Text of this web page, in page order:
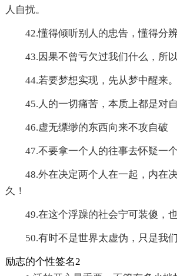
人自扰。
42.懂得倾听别人的忠告，懂得分
43.因果不曾亏欠过我们什么，所
44.若要梦想实现，先从梦中醒来。
45.人的一切痛苦，本质上都是对
46.虚无缥缈的东西向来不攻自破
47.不要拿一个人的往事去怀疑一
48.外在决定两个人在一起，内在
久！
49.在这个浮躁的社会宁可装傻，
50.有时不是世界太虚伪，只是我
励志的个性签名2